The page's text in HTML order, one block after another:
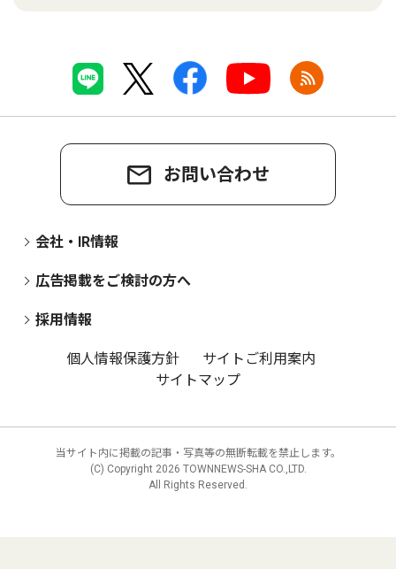
お問い合わせ
会社・IR情報
広告掲載をご検討の方へ
採用情報
個人情報保護方針
サイトご利用案内
サイトマップ
当サイト内に掲載の記事・写真等の無断転載を禁止します。
(C) Copyright 2026 TOWNNEWS-SHA CO.,LTD.
All Rights Reserved.